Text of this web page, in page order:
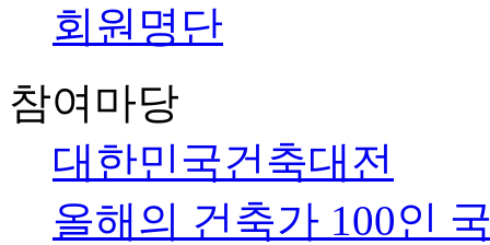
회원명단
참여마당
대한민국건축대전
올해의 건축가 100인